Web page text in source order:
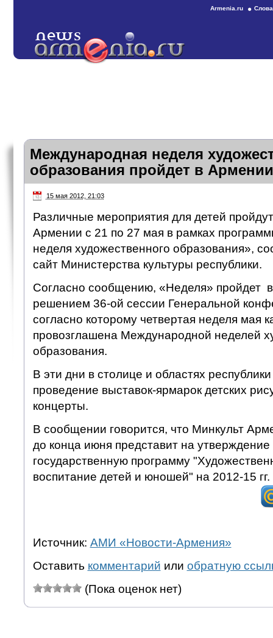
Armenia.ru
Международная неделя
образования пройдет в
15 мая 2012, 21:03
Различные мероприятия для детей
Армении с 21 по 27 мая в рамках
неделя художественного образования»,
сайт Министерства культуры республики.
Согласно сообщению, «Неделя» пройдет в
решением 36-ой сессии Генеральной
согласно которому четвертая неделя мая
провозглашена Международной неделей
образования.
В эти дни в столице и областях
проведение выставок-ярмарок детских
концерты.
В сообщении говорится, что Минкульт
до конца июня представит на утверждение
государственную программу
воспитание детей и юношей" на 2012-15 гг.
Источник: АМИ «Новости-Армения»
Оставить комментарий или обратную
(Пока оценок нет)